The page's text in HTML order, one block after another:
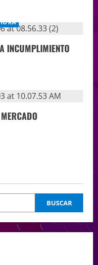
INCUMPLIMIENTO
BUSCAR